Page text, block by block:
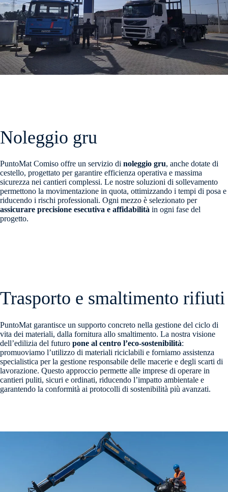
Noleggio gru
PuntoMat Comiso offre un servizio di noleggio gru, anche dotate di
cestello, progettato per garantire efficienza operativa e massima
sicurezza nei cantieri complessi. Le nostre soluzioni di sollevamento
permettono la movimentazione in quota, ottimizzando i tempi di posa e
riducendo i rischi professionali. Ogni mezzo è selezionato per
assicurare precisione esecutiva e affidabilità in ogni fase del
progetto.
Trasporto e smaltimento rifiuti
PuntoMat garantisce un supporto concreto nella gestione del ciclo di
vita dei materiali, dalla fornitura allo smaltimento. La nostra visione
dell’edilizia del futuro pone al centro l’eco-sostenibilità:
promuoviamo l’utilizzo di materiali riciclabili e forniamo assistenza
specialistica per la gestione responsabile delle macerie e degli scarti di
lavorazione. Questo approccio permette alle imprese di operare in
cantieri puliti, sicuri e ordinati, riducendo l’impatto ambientale e
garantendo la conformità ai protocolli di sostenibilità più avanzati.